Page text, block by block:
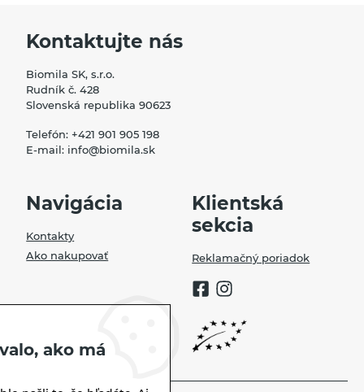
Kontaktujte nás
Biomila SK, s.r.o.
Rudník č. 428
Slovenská republika 90623
Telefón: +421 901 905 198
E-mail: info@biomila.sk
Navigácia
Kontakty
Ako nakupovať
Klientská
sekcia
Reklamačný poriadok
ako má